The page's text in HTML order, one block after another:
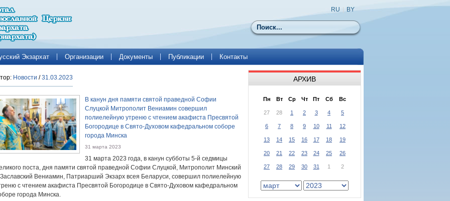
Поиск
RU BY
Экзархат Организации Документы Публикации Контакты
Новости /31.03.2023
В канун дня памяти святой праведной Софии
Слуцкой Митрополит Вениамин совершил
полиелейную утреню с чтением акафиста Пресвятой
Богородице в Свято-Духовом кафедральном соборе
города Минска
31 марта 2023
31 марта 2023 года, в канун субботы 5-й седмицы
поста, дня памяти святой праведной Софии Слуцкой, Митрополит Минский
Вениамин, Патриарший Экзарх всея Беларуси, совершил полиелейную
с чтением акафиста Пресвятой Богородице в Свято-Духовом кафедральном
города Минска.
АРХИВ
Пн Вт Ср Чт Пт Сб Вс
27 28 1 2 3 4 5
6 7 8 9 10 11 12
13 14 15 16 17 18 19
20 21 22 23 24 25 26
27 28 29 30 31 1 2